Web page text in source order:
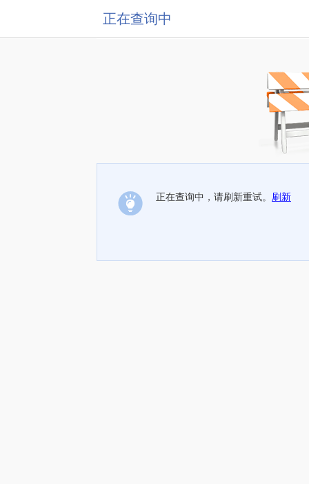
正在查询中
正在查询中，请刷新重试。 刷新